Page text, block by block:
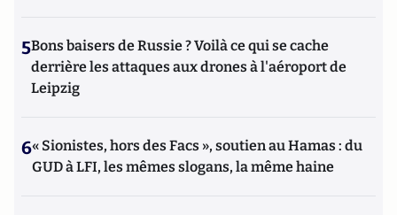
5Bons baisers de Russie ? Voilà ce qui se cache
derrière les attaques aux drones à l'aéroport de
Leipzig
6« Sionistes, hors des Facs », soutien au Hamas : du
GUD à LFI, les mêmes slogans, la même haine